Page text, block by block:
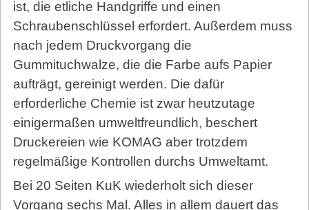
ist, die etliche Handgriffe und einen
Schraubenschlüssel erfordert. Außerdem muss
nach jedem Druckvorgang die
Gummituchwalze, die die Farbe aufs Papier
aufträgt, gereinigt werden. Die dafür
erforderliche Chemie ist zwar heutzutage
einigermaßen umweltfreundlich, beschert
Druckereien wie KOMAG aber trotzdem
regelmäßige Kontrollen durchs Umweltamt.
Bei 20 Seiten KuK wiederholt sich dieser
Vorgang sechs Mal. Alles in allem dauert das